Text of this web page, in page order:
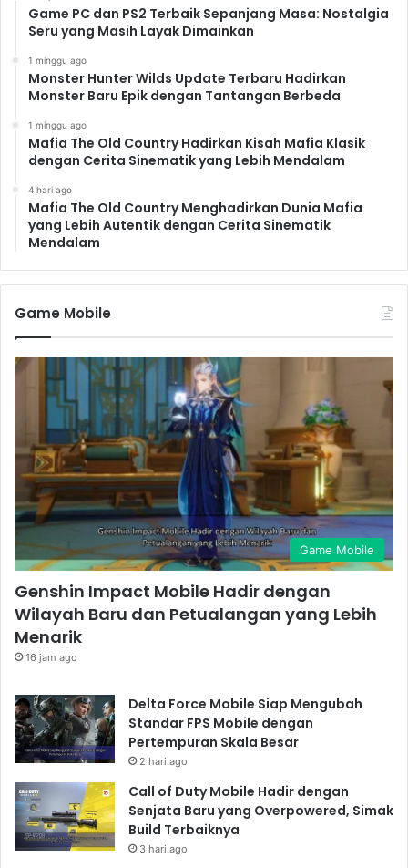
Game PC dan PS2 Terbaik Sepanjang Masa: Nostalgia
Seru yang Masih Layak Dimainkan
1 minggu ago
Monster Hunter Wilds Update Terbaru Hadirkan
Monster Baru Epik dengan Tantangan Berbeda
1 minggu ago
Mafia The Old Country Hadirkan Kisah Mafia Klasik
dengan Cerita Sinematik yang Lebih Mendalam
4 hari ago
Mafia The Old Country Menghadirkan Dunia Mafia
yang Lebih Autentik dengan Cerita Sinematik
Mendalam
Game Mobile
Game Mobile
Genshin Impact Mobile Hadir dengan
Wilayah Baru dan Petualangan yang Lebih
Menarik
16 jam ago
Delta Force Mobile Siap Mengubah
Standar FPS Mobile dengan
Pertempuran Skala Besar
2 hari ago
Call of Duty Mobile Hadir dengan
Senjata Baru yang Overpowered, Simak
Build Terbaiknya
3 hari ago